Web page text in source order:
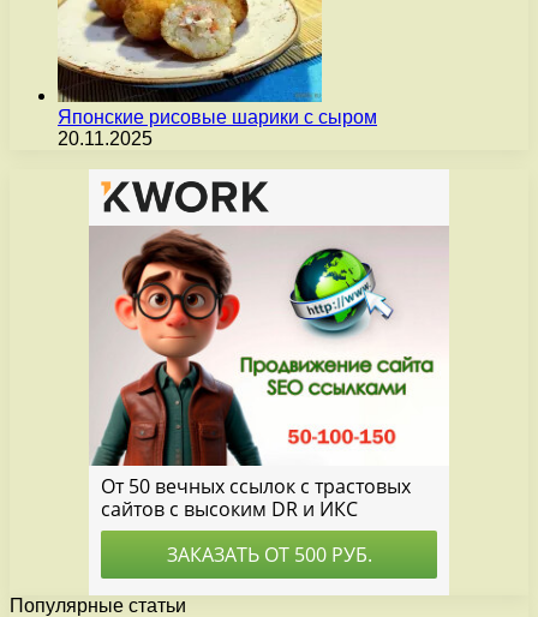
Японские рисовые шарики с сыром
20.11.2025
Популярные статьи